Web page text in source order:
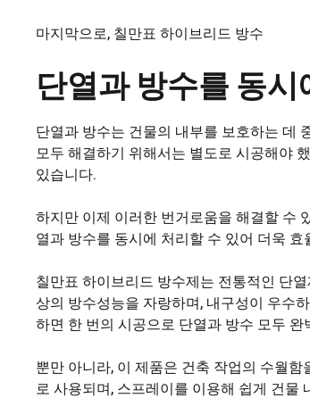
마지막으로, 칠만표 하이브리드 방수
단열과 방수를 동
단열과 방수는 건물의 내부를 보호하는 데
모두 해결하기 위해서는 별도로 시공해야
있습니다.
하지만 이제 이러한 번거로움을 해결할 수
열과 방수를 동시에 처리할 수 있어 더욱
칠만표 하이브리드 방수제는 전통적인 단
상의 방수성능을 자랑하며, 내구성이 우수
하면 한 번의 시공으로 단열과 방수 모두 완
뿐만 아니라, 이 제품은 건축 작업의 수월
로 사용되며, 스프레이를 이용해 쉽게 건